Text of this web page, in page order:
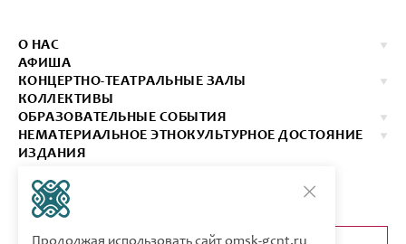
О НАС
АФИША
КОНЦЕРТНО-ТЕАТРАЛЬНЫЕ ЗАЛЫ
КОЛЛЕКТИВЫ
ОБРАЗОВАТЕЛЬНЫЕ СОБЫТИЯ
НЕМАТЕРИАЛЬНОЕ ЭТНОКУЛЬТУРНОЕ ДОСТОЯНИЕ
ИЗДАНИЯ
КУПИТЬ БИЛЕТ